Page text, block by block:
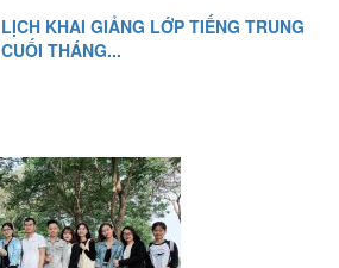
LỊCH KHAI GIẢNG LỚP TIẾNG TRUNG
CUỐI THÁNG...